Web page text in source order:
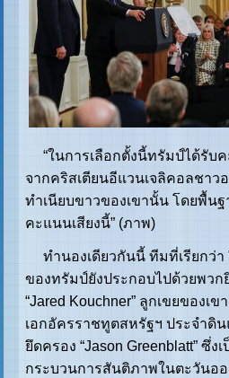
“ในการเลือกตั้งนี้ทรัมป์ได้รับค
จากคริสเตียนอีแวนเจลิคอลชาว
ทำเนียบขาวของเขานั้น โดยพื้น
คะแนนเสียงนี้” (ภาพ)
ทำนองเดียวกันนี้ ทีมที่เรียกว่า
ของทรัมป์ยังประกอบไปด้วยพวก
“Jared Kouchner” ลูกเขยของเข
เอกอัครราชทูตสหรัฐฯ ประจำดิ
ยึดครอง “Jason Greenblatt” ซึ่
กระบวนการสันติภาพในตะวันออ